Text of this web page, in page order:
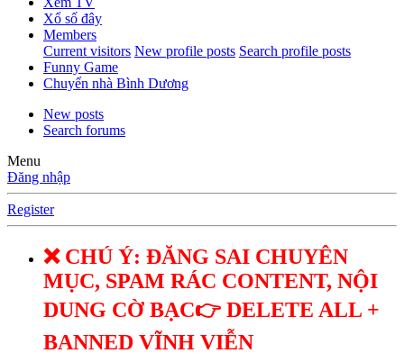
Xổ số đây
Members
Current visitors New profile posts Search profile posts
Funny Game
Chuyển nhà Bình Dương
New posts
Search forums
Menu
Đăng nhập
Register
❌ CHÚ Ý: ĐĂNG SAI CHUYÊN
MỤC, SPAM RÁC CONTENT, NỘI
DUNG CỜ BẠC👉 DELETE ALL +
BANNED VĨNH VIỄN